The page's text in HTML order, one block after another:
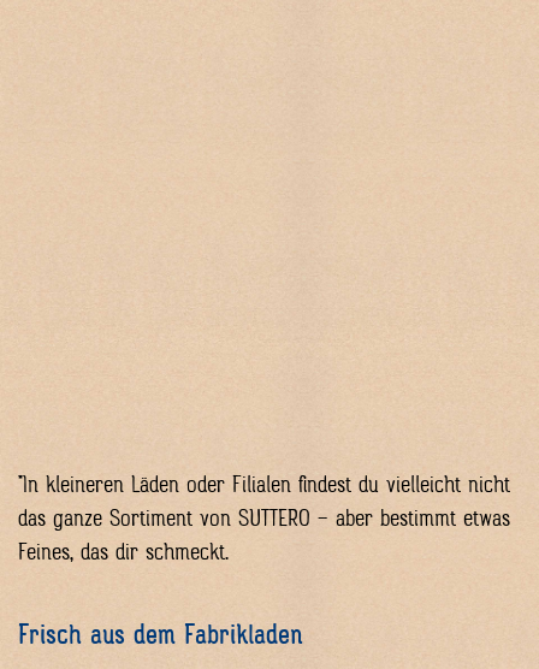
*In kleineren Läden oder Filialen findest du vielleicht nicht
das ganze Sortiment von SUTTERO – aber bestimmt etwas
Feines, das dir schmeckt.
Frisch aus dem Fabrikladen